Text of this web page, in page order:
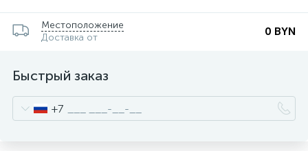
Местоположение
Доставка от
0 BYN
Быстрый заказ
+7